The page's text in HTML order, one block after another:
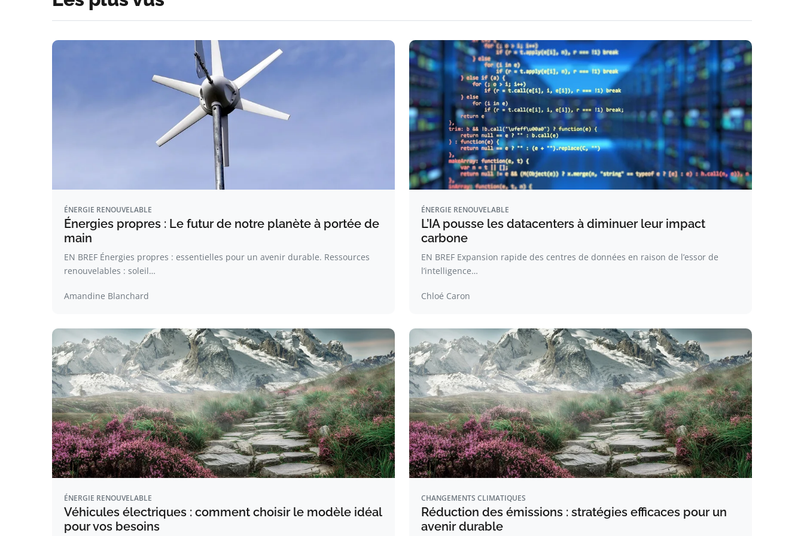
ÉNERGIE RENOUVELABLE
Énergies propres : Le futur de notre planète à portée de
main
EN BREF Énergies propres : essentielles pour un avenir durable. Ressources
renouvelables : soleil…
Amandine Blanchard
ÉNERGIE RENOUVELABLE
L’IA pousse les datacenters à diminuer leur impact
carbone
EN BREF Expansion rapide des centres de données en raison de l’essor de
l’intelligence…
Chloé Caron
ÉNERGIE RENOUVELABLE
Véhicules électriques : comment choisir le modèle idéal
pour vos besoins
CHANGEMENTS CLIMATIQUES
Réduction des émissions : stratégies efficaces pour un
avenir durable